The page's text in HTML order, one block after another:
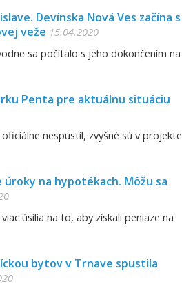
Devínska Nová Ves začína s
veže 15.04.2020
sa počítalo s jeho dokončením na
Penta pre aktuálnu situáciu
nespustil, zvyšné sú v projekte
úroky na hypotékach. Môžu sa
úsilia na to, aby získali peniaze na
bytov v Trnave spustila